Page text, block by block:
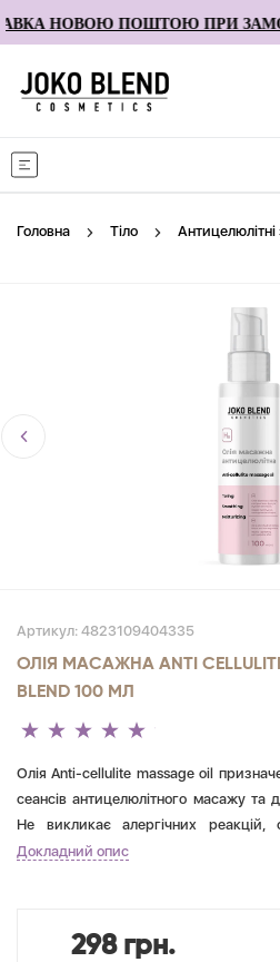
НОВОЮ ПОШТОЮ ПРИ
Головна Тіло
Артикул: 4823109404335
ОЛІЯ МАСАЖНА ANTI
BLEND 100 МЛ
Олія Anti-cellulite massage oil
сеансів антицелюлітного масажу та
Не викликає алергічних реакцій,
компонентів. Олія надає
Докладний опис
298 грн.